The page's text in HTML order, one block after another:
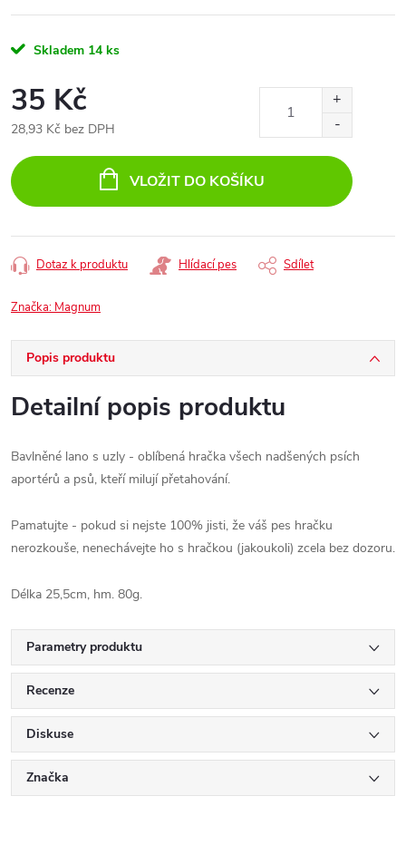
Skladem 14 ks
35 Kč
28,93 Kč bez DPH
cena:
VLOŽIT DO KOŠÍKU
Dotaz k produktu Hlídací pes Sdílet
Značka: Magnum
Popis produktu
Detailní popis produktu
Bavlněné lano s uzly - oblíbená hračka všech nadšených psích
aportérů a psů, kteří milují přetahování.
Pamatujte - pokud si nejste 100% jisti, že váš pes hračku
nerozkouše, nenechávejte ho s hračkou (jakoukoli) zcela bez dozoru.
Délka 25,5cm, hm. 80g.
Parametry produktu
Recenze
Diskuse
Značka